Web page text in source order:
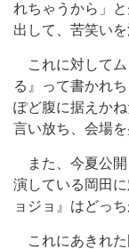
れちゃうから」
出して、苦笑いを
これに対してム
る』って書かれ
ぽど腹に据えか
言い放ち、会場を
また、今夏公開
演している岡田
ョジョ』はどっ
これにあきれた